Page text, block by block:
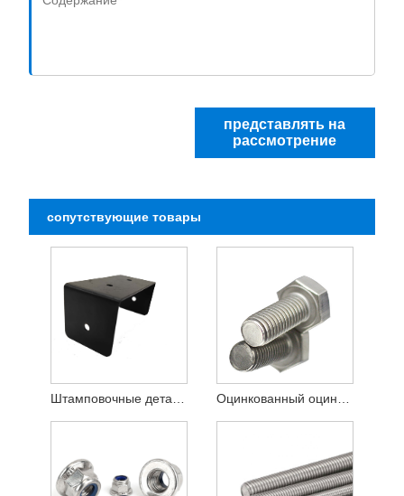
представлять на
рассмотрение
сопутствующие товары
Штамповочные детали из металлического оборудования, аксессуары из нержавеющей стали 304 Оцинкованный оцинкованный болт с шестигранной головкой DIN931